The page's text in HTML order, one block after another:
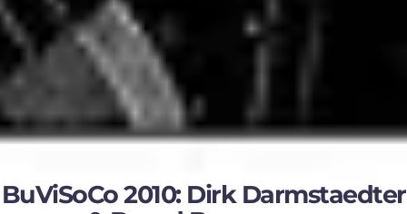
BuViSoCo 2010: Dirk Darmstaedter